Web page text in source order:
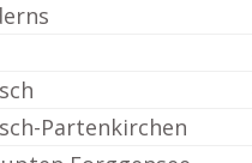
Partenkirchen